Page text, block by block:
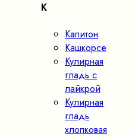
К
Капитон
Кашкорсе
Кулирная
гладь с
лайкрой
Кулирная
гладь
хлопковая